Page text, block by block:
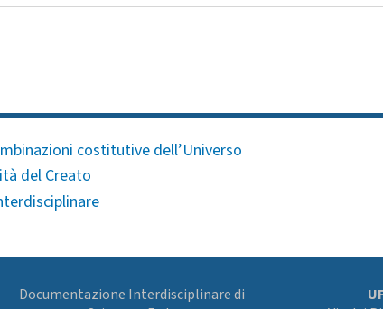
costitutive dell’Universo
del Creato
Documentazione Interdisciplinare di